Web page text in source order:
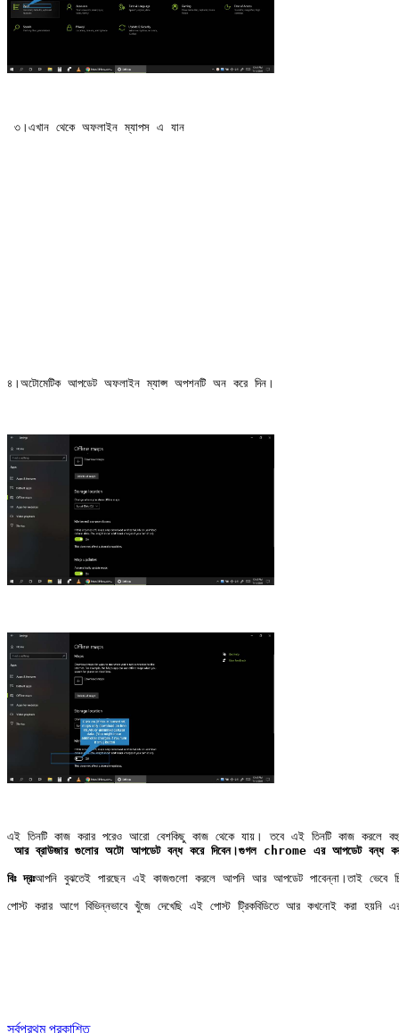
৩।এখান থেকে অফলাইন ম্যাপস এ যান
৪।অটোমেটিক আপডেট অফলাইন ম্যাপ্স অপশনটি অন করে দিন।
এই তিনটি কাজ করার পরেও আরো বেশকিছু কাজ থেকে যায়। তবে এই তিনটি কাজ করলে
আর ব্রাউজার গুলোর অটো আপডেট বন্ধ করে দিবেন।গুগল chrome এর আপডেট বন্ধ
বিঃ দ্রঃআপনি বুঝতেই পারছেন এই কাজগুলো করলে আপনি আর আপডেট পাবেন্না।তাই ভেবে
পোস্ট করার আগে বিভিন্নভাবে খুঁজে দেখেছি এই পোস্ট ট্রিকবিডিতে আর কখনোই করা
সর্বপ্রথম প্রকাশিত